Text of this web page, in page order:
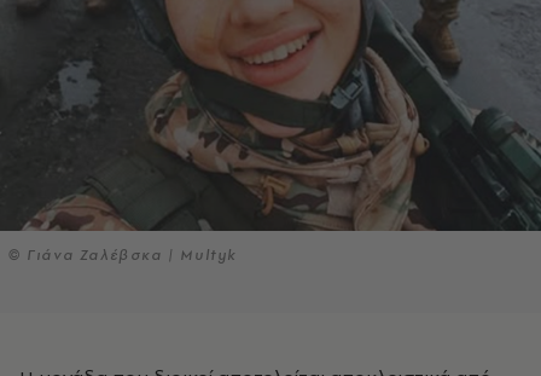
© Γιάνα Ζαλέβσκα | Multyk